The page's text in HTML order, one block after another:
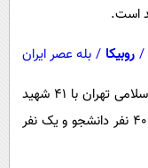
/ روبیکا / بله عصر ایران
وی با اشاره به اینکه واحدهای دانشگاه آزاد اسلامی تهران با ۴۱ شهید
در صدر لیست قرار دارد، افزود: از این تعداد ۴۰ نفر دانشجو و یک نفر